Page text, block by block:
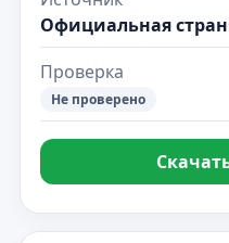
Официальная
Проверка
Не проверено